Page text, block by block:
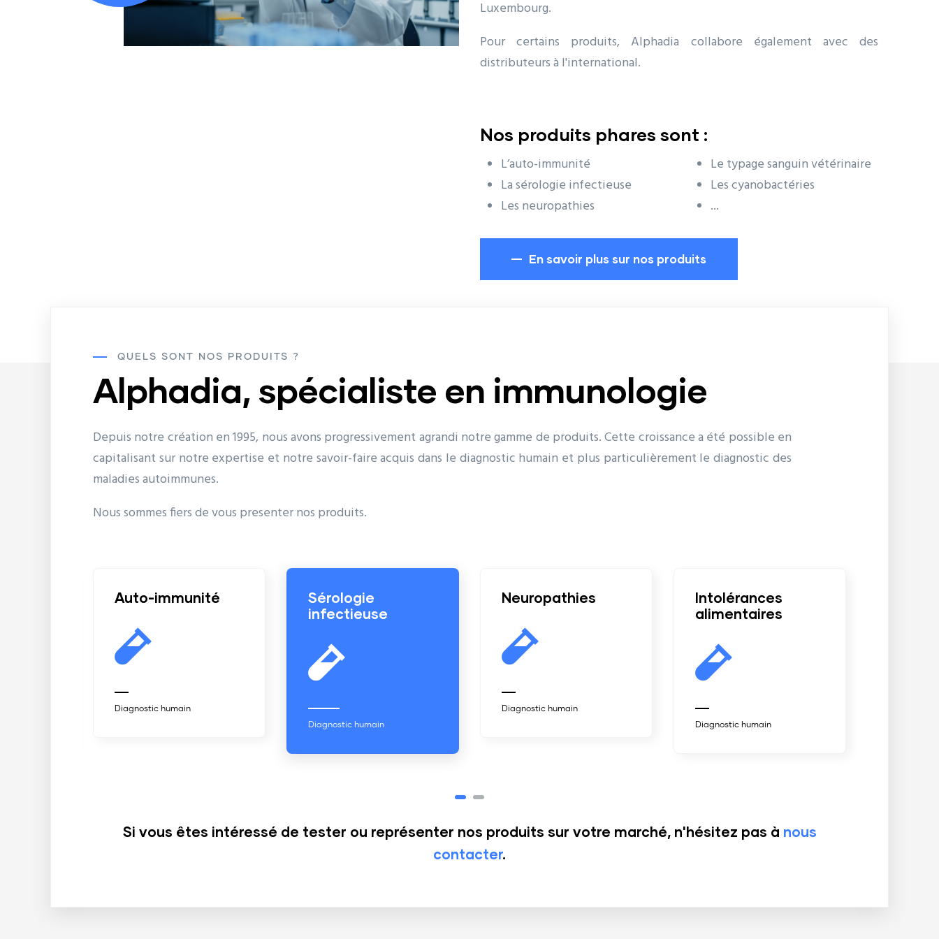
Luxembourg.
Pour certains produits, Alphadia collabore également avec des
distributeurs à l'international.
Nos produits phares sont :
L’auto-immunité
La sérologie infectieuse
Les neuropathies
Le typage sanguin vétérinaire
Les cyanobactéries
...
En savoir plus sur nos produits
QUELS SONT NOS PRODUITS ?
Alphadia, spécialiste en immunologie
Depuis notre création en 1995, nous avons progressivement agrandi notre gamme de produits. Cette croissance a été possible en
capitalisant sur notre expertise et notre savoir-faire acquis dans le diagnostic humain et plus particulièrement le diagnostic des
maladies autoimmunes.
Nous sommes fiers de vous presenter nos produits.
Auto-immunité Neuropathies
Intolérances
alimentaires
Si vous êtes intéressé de tester ou représenter nos produits sur votre marché, n'hésitez pas à nous
contacter.